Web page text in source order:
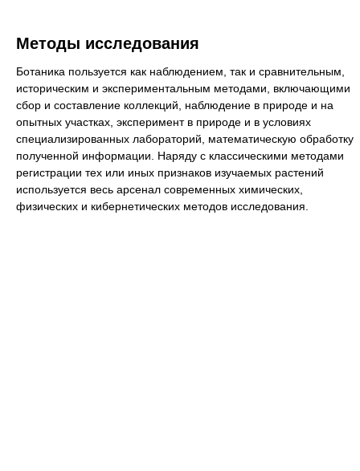
Методы исследования
Ботаника пользуется как наблюдением, так и сравнительным,
историческим и экспериментальным методами, включающими
сбор и составление коллекций, наблюдение в природе и на
опытных участках, эксперимент в природе и в условиях
специализированных лабораторий, математическую обработку
полученной информации. Наряду с классическими методами
регистрации тех или иных признаков изучаемых растений
используется весь арсенал современных химических,
физических и кибернетических методов исследования.